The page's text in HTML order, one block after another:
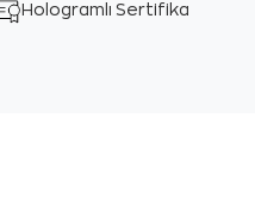
Hologramlı Sertifika